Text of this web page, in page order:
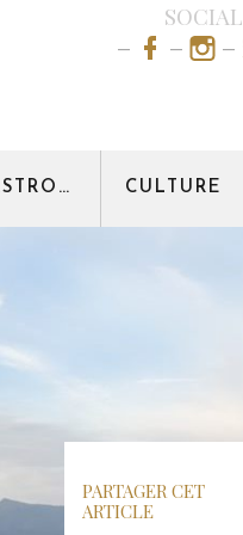
SOCIAL
GASTRONOMIE CULTURE
PARTAGER CET
ARTICLE